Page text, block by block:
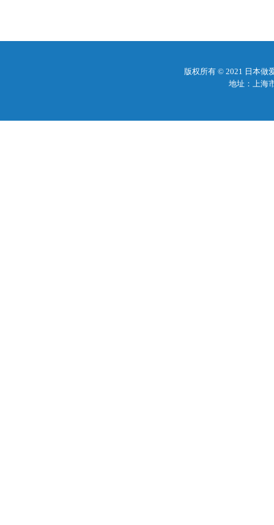
版权所有 © 2021 日本
地址：上海